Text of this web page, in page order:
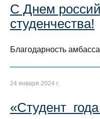
С Днем
студенчества!
Благодарность
24 января 2024 г.
«Студент